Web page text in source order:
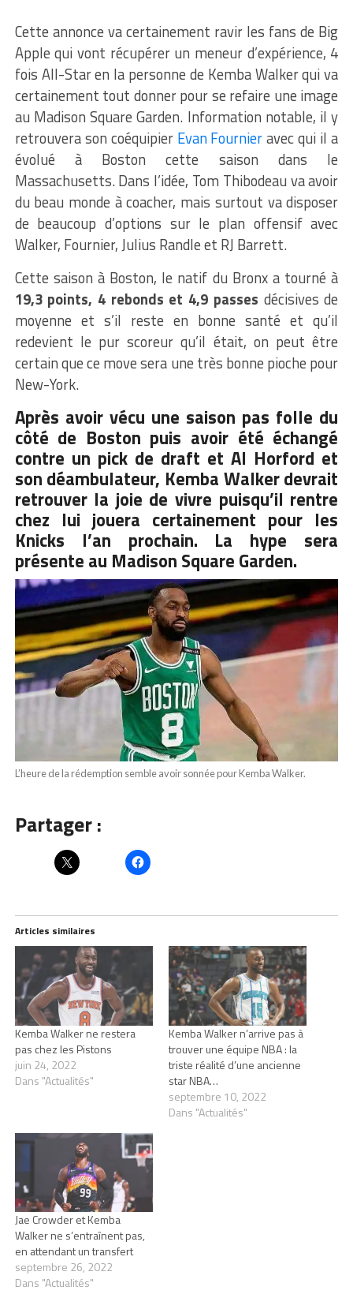
Cette annonce va certainement ravir les fans de Big
Apple qui vont récupérer un meneur d’expérience, 4
fois All-Star en la personne de Kemba Walker qui va
certainement tout donner pour se refaire une image
au Madison Square Garden. Information notable, il y
retrouvera son coéquipierEvan Fournieravec qui il a
évolué à Boston cette saison dans le
Massachusetts. Dans l’idée, Tom Thibodeau va avoir
du beau monde à coacher, mais surtout va disposer
de beaucoup d’options sur le plan offensif avec
Walker, Fournier, Julius Randle et RJ Barrett.
Cette saison à Boston, le natif du Bronx a tourné à
19,3 points, 4 rebonds et 4,9 passes décisives de
moyenne et s’il reste en bonne santé et qu’il
redevient le pur scoreur qu’il était, on peut être
certain que ce move sera une très bonne pioche pour
New-York.
Après avoir vécu une saison pas folle du
côté de Boston puis avoir été échangé
contre un pick de draft et Al Horford et
son déambulateur, Kemba Walker devrait
retrouver la joie de vivre puisqu’il rentre
chez lui jouera certainement pour les
Knicks l’an prochain. La hype sera
présente au Madison Square Garden.
L’heure de la rédemption semble avoir sonnée pour Kemba Walker.
Partager :
Articles similaires
Kemba Walker ne restera
pas chez les Pistons
juin 24, 2022
Dans "Actualités"
Kemba Walker n’arrive pas à
trouver une équipe NBA : la
triste réalité d’une ancienne
star NBA…
septembre 10, 2022
Dans "Actualités"
Jae Crowder et Kemba
Walker ne s’entraînent pas,
en attendant un transfert
septembre 26, 2022
Dans "Actualités"